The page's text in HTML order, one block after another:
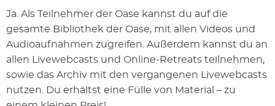
Ja. Als Teilnehmer der Oase kannst du auf die
gesamte Bibliothek der Oase, mit allen Videos und
Audioaufnahmen zugreifen. Außerdem kannst du an
allen Livewebcasts und Online-Retreats teilnehmen,
sowie das Archiv mit den vergangenen Livewebcasts
nutzen. Du erhältst eine Fülle von Material – zu